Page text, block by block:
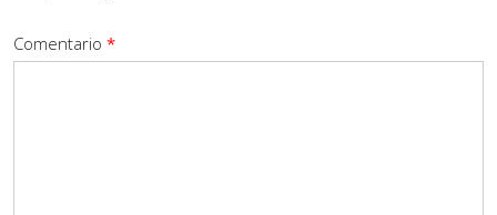
Comentario *